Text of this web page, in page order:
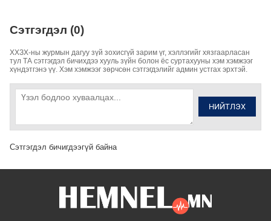
Сэтгэгдэл (0)
ХХЗХ-ны журмын дагуу зүй зохисгүй зарим үг, хэллэгийг хязгаарласан
тул ТА сэтгэгдэл бичихдээ хууль зүйн болон ёс суртахууны хэм хэмжээг
хүндэтгэнэ үү. Хэм хэмжээг зөрчсөн сэтгэгдэлийг админ устгах эрхтэй.
НИЙТЛЭХ
Сэтгэгдэл бичигдээгүй байна